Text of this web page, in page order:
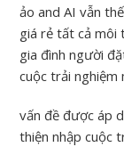
ảo and AI vẫn
giá rẻ tất cả môi
gia đình người
cuộc trải nghiệm
vấn đề được áp
thiện nhập cuộc